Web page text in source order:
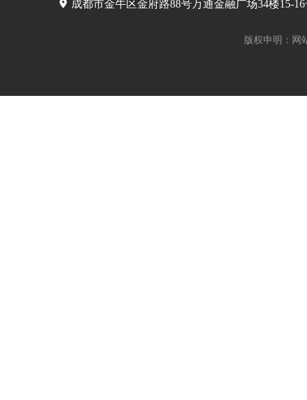
成都市金牛区金府路88号万通金融广场34楼15-
版权申明：网